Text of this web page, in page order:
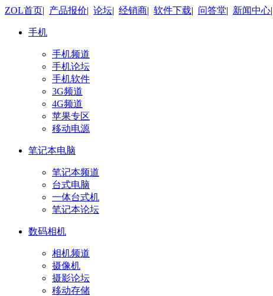
ZOL首页| 产品报价| 论坛| 经销商| 软件下载| 问答堂| 新闻中心|
手机
手机频道
手机论坛
手机软件
3G频道
4G频道
苹果专区
移动电源
笔记本电脑
笔记本频道
台式电脑
一体台式机
笔记本论坛
数码相机
相机频道
摄像机
摄影论坛
移动存储